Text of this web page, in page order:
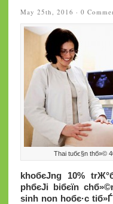
May 25th, 2016 · 0
Thai tuбє§n thб»©
khoбєЈng 10%
phбєЈi biбєїn
sinh non hoбє·c